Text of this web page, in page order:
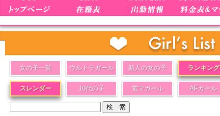
女の子一覧 ウルトラガール 新人の女の子 ランキング
スレンダー 10代の子 電マガール AFガール